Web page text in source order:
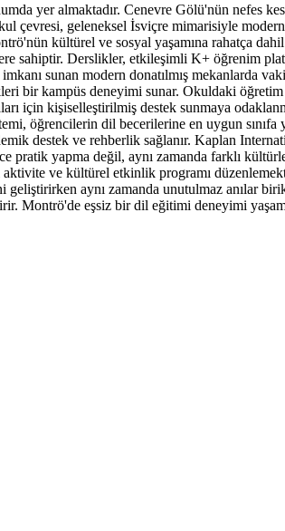
yer almaktadır. Cenevre Gölü'nün nefes
çevresi, geleneksel İsviçre mimarisiyle
kültürel ve sosyal yaşamına rahatça
sahiptir. Derslikler, etkileşimli K+ öğrenim
sunan modern donatılmış mekanlarda
bir kampüs deneyimi sunar. Okuldaki
için kişiselleştirilmiş destek sunmaya
öğrencilerin dil becerilerine en uygun
destek ve rehberlik sağlanır. Kaplan
yapma değil, aynı zamanda farklı
ve kültürel etkinlik programı
aynı zamanda unutulmaz anılar
Montrö'de eşsiz bir dil eğitimi deneyimi